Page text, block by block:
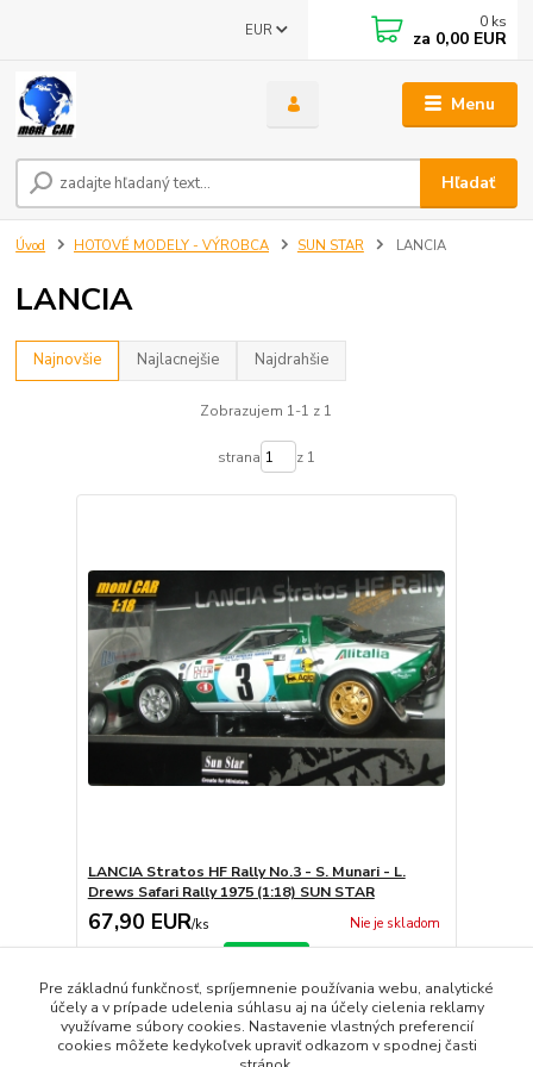
Menu
EUR
Hľadať
0 ks
za 0,00 EUR
Úvod HOTOVÉ MODELY - VÝROBCA SUN STAR LANCIA
LANCIA
Najnovšie Najlacnejšie Najdrahšie
Zobrazujem 1-1 z 1
strana z 1
LANCIA Stratos HF Rally No.3 - S. Munari - L.
Drews Safari Rally 1975 (1:18) SUN STAR
67,90 EUR/ks Nie je skladom
strana z 1
Pre základnú funkčnosť, spríjemnenie používania webu, analytické
účely a v prípade udelenia súhlasu aj na účely cielenia reklamy
využívame súbory cookies. Nastavenie vlastných preferencií
cookies môžete kedykoľvek upraviť odkazom v spodnej časti